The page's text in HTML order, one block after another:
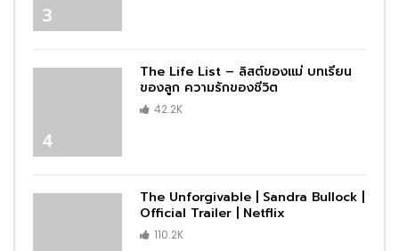
3
4
The Life List – ลิสต์ของแม่ บทเรียน
ของลูก ความรักของชีวิต
42.2K
The Unforgivable | Sandra Bullock |
Official Trailer | Netflix
110.2K